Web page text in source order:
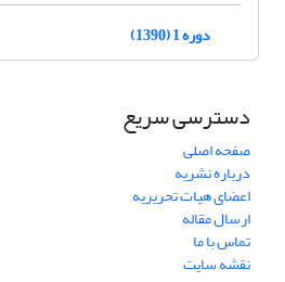
دوره 1 (1390)
دسترسی سریع
صفحه اصلی
درباره نشریه
اعضای هیات تحریریه
ارسال مقاله
تماس با ما
نقشه سایت